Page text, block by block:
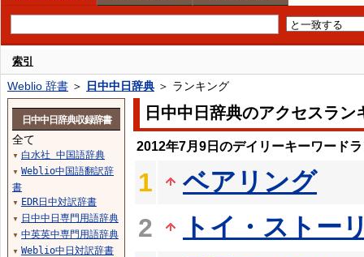
索引
Weblio 辞書 ＞ 日中中日辞典 ＞ ランキング
日中中日辞典のアクセスラン
2012年7月9日のデイリーキーワード
1
ベアリング
2
トイ・ストー
日中中日辞典収録辞書
全て
▼ 白水社 中国語辞典
▼ Weblio中国語翻訳辞
書
▼ EDR日中対訳辞書
▼ 日中中日専門用語辞典
▼ 中英英中専門用語辞典
▼ Weblio中日対訳辞書